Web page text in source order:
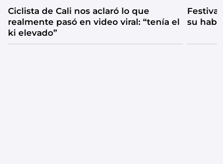
Ciclista de Cali nos aclaró lo que
realmente pasó en video viral: “tenía el
ki elevado”
su